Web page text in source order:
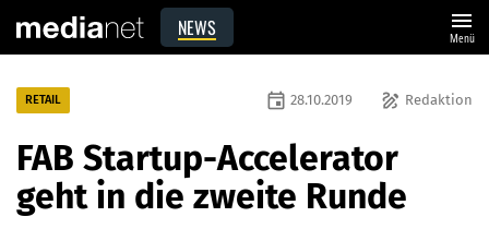
NEWS menu
Menü
RETAIL draw Redaktion
event 28.10.2019
FAB Startup-Accelerator
geht in die zweite Runde